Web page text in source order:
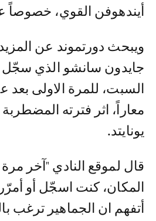
أيندهوفن القوي، خصوصاً
ويبحث دورتموند عن
جايدون سانشو الذي
السبت، للمرة الاولى بعد
معاراً، اثر فترته
يونايتد.
قال لموقع النادي "آخر
المكان، كنت اسجّل أو
أتفهم ان الجماهير ترغب